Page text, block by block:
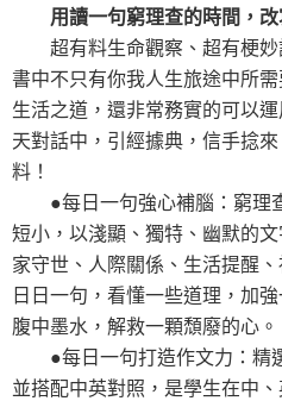
用讀一句窮理查的時間，改
超有料生命觀察、超有梗妙
書中不只有你我人生旅途中所
生活之道，還非常務實的可以
天對話中，引經據典，信手捻
料！
●每日一句強心補腦：窮理
短小，以淺顯、獨特、幽默的
家守世、人際關係、生活提醒
日日一句，看懂一些道理，加
腹中墨水，解救一顆頹廢的心。
●每日一句打造作文力：精
並搭配中英對照，是學生在中